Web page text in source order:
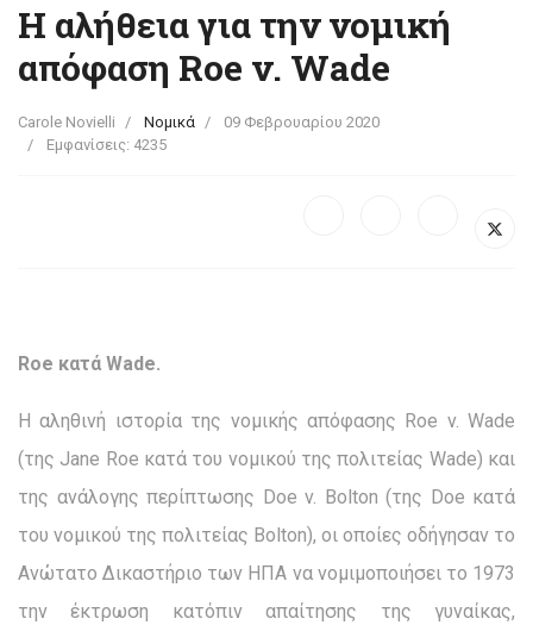
Η αλήθεια για την νομική
απόφαση Roe v. Wade
Carole Novielli Νομικά
09 Φεβρουαρίου 2020
Εμφανίσεις: 4235
Roe κατά Wade.
Η αληθινή ιστορία της νομικής απόφασης Roe v. Wade
(της Jane Roe κατά του νομικού της πολιτείας Wade) και
της ανάλογης περίπτωσης Doe v. Bolton (της Doe κατά
του νομικού της πολιτείας Bolton), οι οποίες οδήγησαν το
Ανώτατο Δικαστήριο των ΗΠΑ να νομιμοποιήσει το 1973
την έκτρωση κατόπιν απαίτησης της γυναίκας,